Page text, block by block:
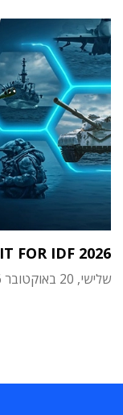
IT FOR IDF 2026
שלישי, 20 באוקטובר 2026